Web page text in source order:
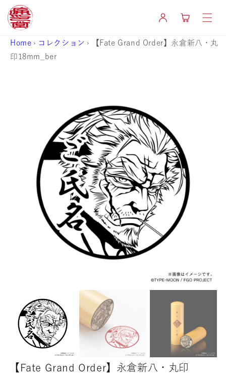
ンツに
進む
イ
ー
Home › コレクション ›
【Fate Grand Order】永倉新八・丸
印18mm_ber
【Fate Grand Order】永倉新八・丸印